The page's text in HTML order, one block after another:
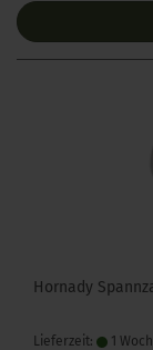
Hornady
Lieferzeit: 1